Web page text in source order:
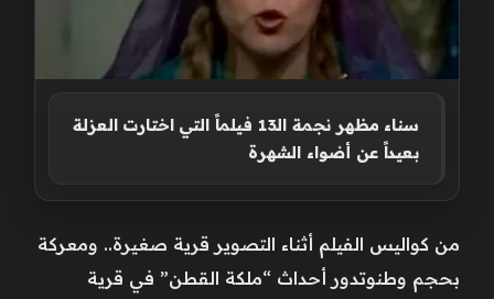
سناء مظهر نجمة الـ13 فيلماً التي اختارت العزلة
بعيداً عن أضواء الشهرة
من كواليس الفيلم أثناء التصوير قرية صغيرة.. ومعركة
بحجم وطنوتدور أحداث “ملكة القطن” في قرية